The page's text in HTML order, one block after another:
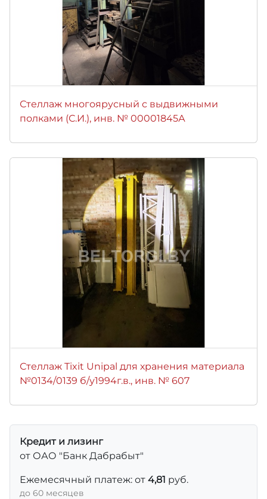
Стеллаж многоярусный с выдвижными
полками (С.И.), инв. № 00001845А
Стеллаж Tixit Unipal для хранения материала
№0134/0139 б/у1994г.в., инв. № 607
Кредит и лизинг
от ОАО "Банк Дабрабыт"
Ежемесячный платеж: от 4,81 руб.
до 60 месяцев